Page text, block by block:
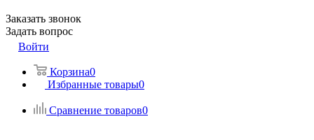
Заказать звонок
Задать вопрос
Войти
Корзина0
Избранные товары0
Сравнение товаров0